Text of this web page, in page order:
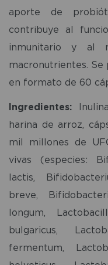
aporte de
contribuye al
inmunitario y al
macronutrientes. Se
en formato de 60
Ingredientes:
harina de arroz,
mil millones de
vivas (especies:
lactis,
breve,
longum,
bulgaricus,
fermentum,